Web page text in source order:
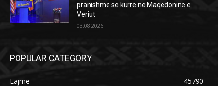
pranishme se kurrë në Maqedoninë e
Veriut
03.08.2026
POPULAR CATEGORY
Lajme
45790